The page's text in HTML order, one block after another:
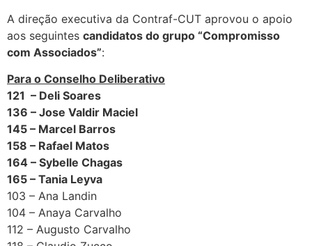
A direção executiva da Contraf-CUT aprovou o apoio
aos seguintes candidatos do grupo “Compromisso
com Associados”:
Para o Conselho Deliberativo
121 – Deli Soares
136 – Jose Valdir Maciel
145 – Marcel Barros
158 – Rafael Matos
164 – Sybelle Chagas
165 – Tania Leyva
103 – Ana Landin
104 – Anaya Carvalho
112 – Augusto Carvalho